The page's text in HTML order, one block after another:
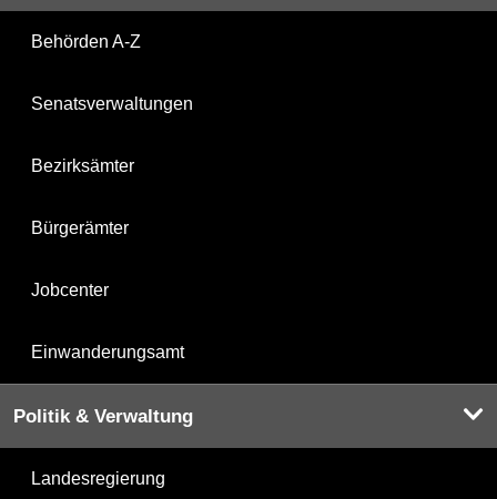
Behörden A-Z
Senatsverwaltungen
Bezirksämter
Bürgerämter
Jobcenter
Einwanderungsamt
Politik & Verwaltung
Landesregierung